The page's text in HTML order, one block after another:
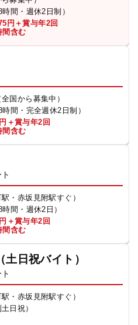
間・週休2日制）
円＋賞与年2回
含む
国から募集中）
間・完全週休2日制）
＋賞与年2回
含む
・赤坂見附駅すぐ）
間・週休2日）
＋賞与年2回
含む
日祝バイト）
・赤坂見附駅すぐ）
日祝）